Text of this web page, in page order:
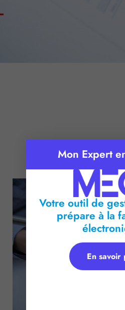
Publié le : 3
Temps de
Mon Expert
Votre outil de
prépare à la
En savoir